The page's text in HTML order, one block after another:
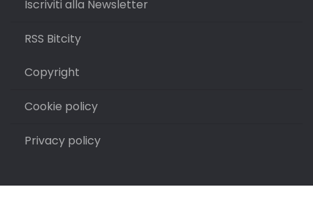
Iscriviti alla Newsletter
RSS Bitcity
Copyright
Cookie policy
Privacy policy